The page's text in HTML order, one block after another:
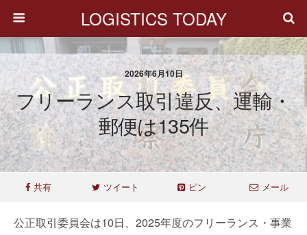
LOGISTICS TODAY
2026年6月10日
フリーランス取引違反、運輸・
郵便は135件
共有 ツイート ピン メール
公正取引委員会は10日、2025年度のフリーランス・事業